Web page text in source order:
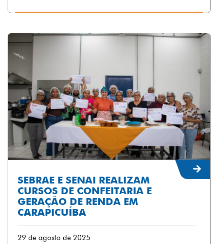
SEBRAE E SENAI REALIZAM
CURSOS DE CONFEITARIA E
GERAÇÃO DE RENDA EM
CARAPICUÍBA
29 de agosto de 2025